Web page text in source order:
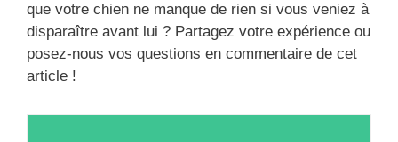
que votre chien ne manque de rien si vous veniez à
disparaître avant lui ? Partagez votre expérience ou
posez-nous vos questions en commentaire de cet
article !